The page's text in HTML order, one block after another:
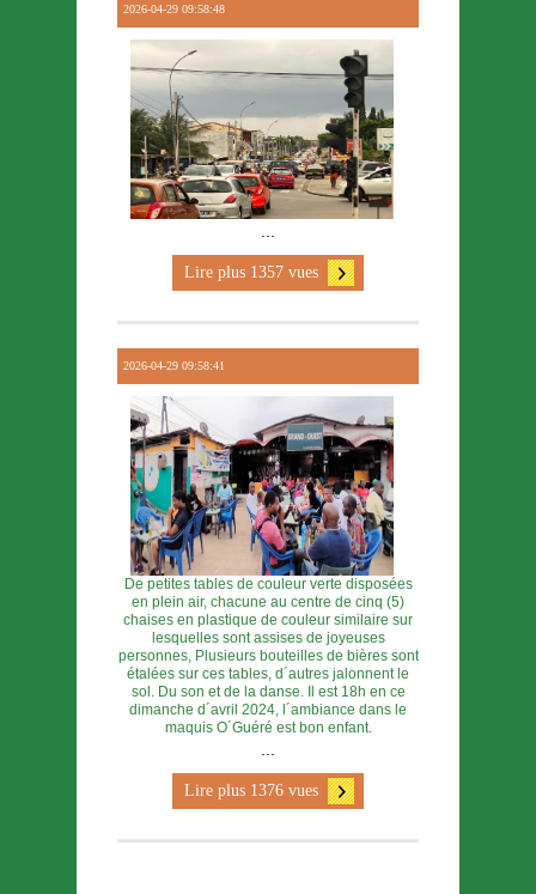
2026-04-29 09:58:48
...
Lire plus 1357 vues
2026-04-29 09:58:41
De petites tables de couleur verte disposées
en plein air, chacune au centre de cinq (5)
chaises en plastique de couleur similaire sur
lesquelles sont assises de joyeuses
personnes, Plusieurs bouteilles de bières sont
étalées sur ces tables, d´autres jalonnent le
sol. Du son et de la danse. Il est 18h en ce
dimanche d´avril 2024, l´ambiance dans le
maquis O´Guéré est bon enfant.
...
Lire plus 1376 vues